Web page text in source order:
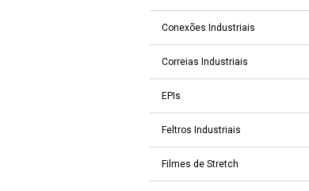
Conexões Industriais
Correias Industriais
EPIs
Feltros Industriais
Filmes de Stretch